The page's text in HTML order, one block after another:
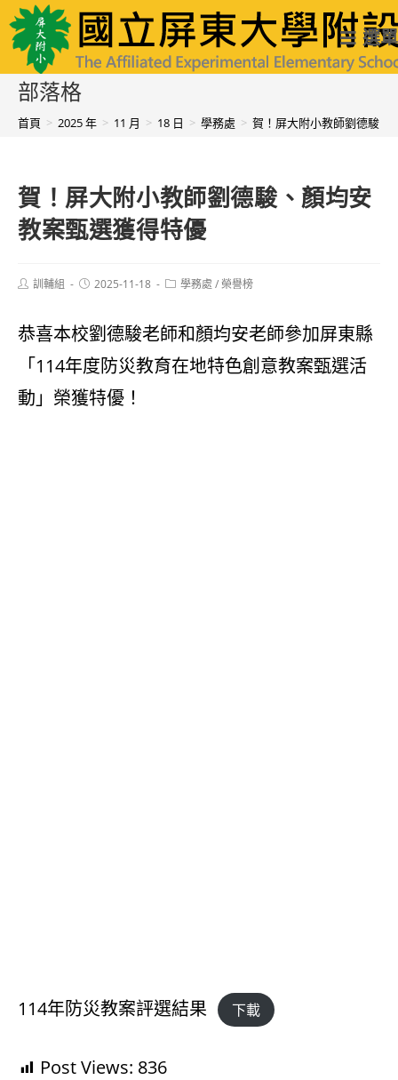
跳
轉
至
國立屏東大學附設實驗國民小學 選單
部落格
首頁 > 2025 年 > 11 月 > 18 日 > 學務處 > 賀！屏大附小教師劉德駿、
賀！屏大附小教師劉德駿、顏均安
教案甄選獲得特優
Post訓輔組
Post2025-11-18
Post學務處 /榮譽榜
恭喜本校劉德駿老師和顏均安老師參加屏東縣
「114年度防災教育在地特色創意教案甄選活
動」榮獲特優！
114年防災教案評選結果 下載
Post Views: 836